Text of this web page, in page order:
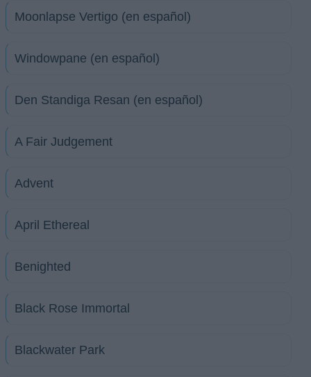
Moonlapse Vertigo (en español)
Windowpane (en español)
Den Standiga Resan (en español)
A Fair Judgement
Advent
April Ethereal
Benighted
Black Rose Immortal
Blackwater Park